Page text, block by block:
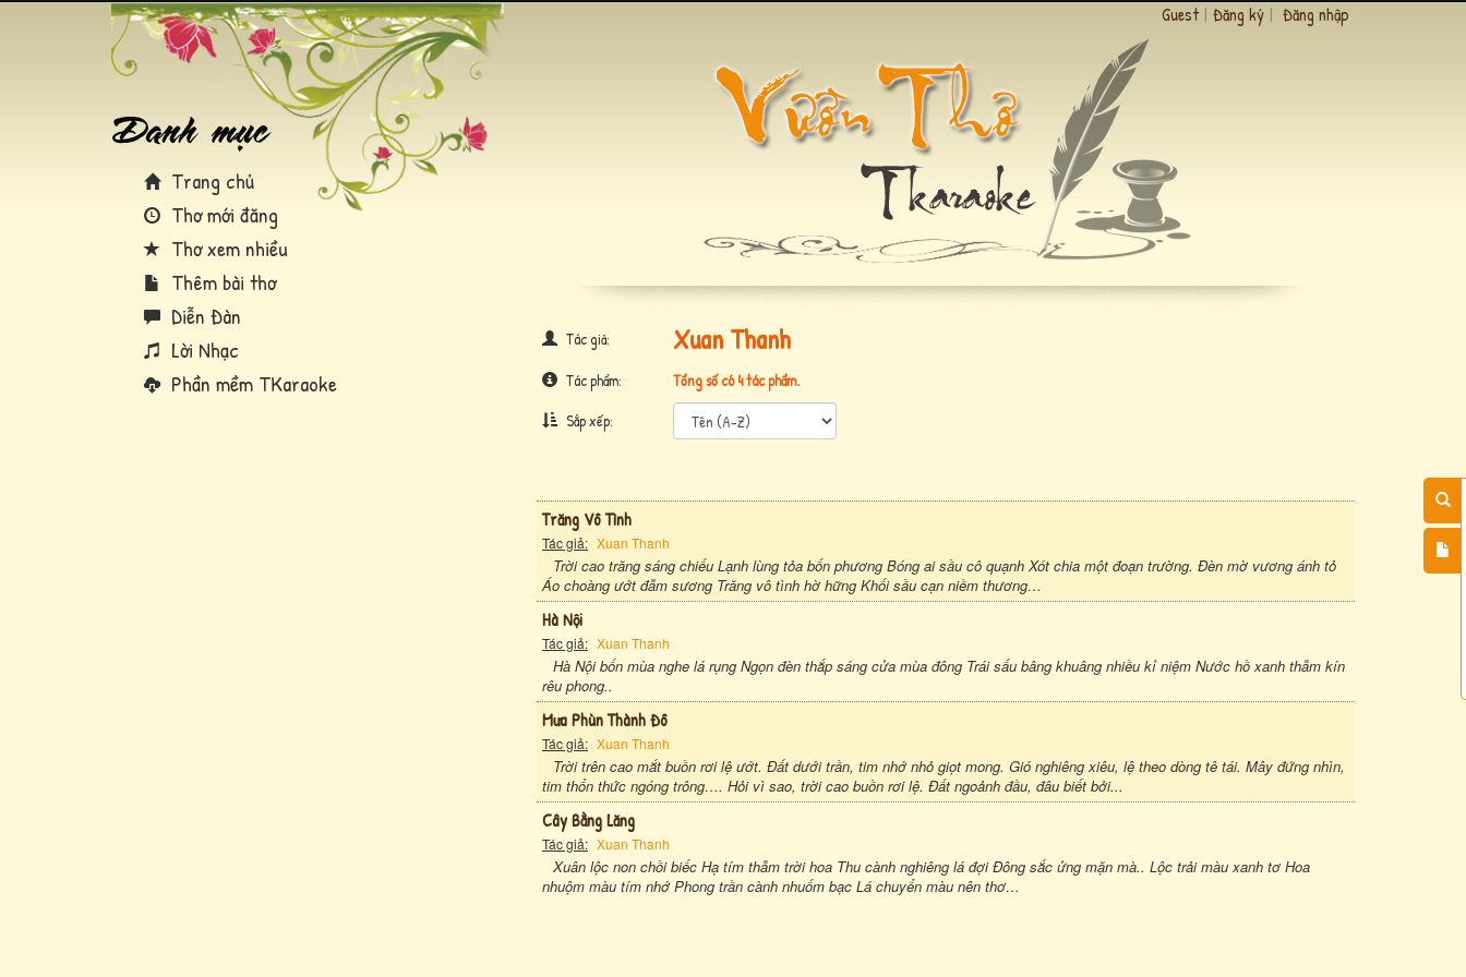
Trang chủ
Thơ mới đăng
Thơ xem nhiều
Thêm bài thơ
Diễn Đàn
Lời Nhạc
Phần mềm TKaraoke
Guest | Đăng ký | Đăng nhập
Tác giả: Xuan Thanh
Tác phẩm:
Tổng số có 4 tác phẩm.
Sắp xếp:
Trăng Vô Tình
Tác giả: Xuan Thanh
Trời cao trăng sáng chiếu Lạnh lùng tỏa bốn phương Bóng ai sầu cô quạnh Xót chia một đoạn trường. Đèn mờ vương ánh tỏ
Áo choàng ướt đẫm sương Trăng vô tình hờ hững Khối sầu cạn niềm thương…
Hà Nội
Tác giả: Xuan Thanh
Hà Nội bốn mùa nghe lá rụng Ngọn đèn thắp sáng cửa mùa đông Trái sấu bâng khuâng nhiều kỉ niệm Nước hồ xanh thẫm kín
rêu phong..
Mưa Phùn Thành Đô
Tác giả: Xuan Thanh
Trời trên cao mắt buồn rơi lệ ướt. Đất dưới trần, tim nhớ nhỏ giọt mong. Gió nghiêng xiêu, lệ theo dòng tê tái. Mây đứng nhìn,
tim thổn thức ngóng trông…. Hỏi vì sao, trời cao buồn rơi lệ. Đất ngoảnh đầu, đâu biết bởi...
Cây Bằng Lăng
Tác giả: Xuan Thanh
Xuân lộc non chồi biếc Hạ tím thẫm trời hoa Thu cành nghiêng lá đợi Đông sắc ửng mặn mà.. Lộc trải màu xanh tơ Hoa
nhuộm màu tím nhớ Phong trần cành nhuốm bạc Lá chuyển màu nên thơ…